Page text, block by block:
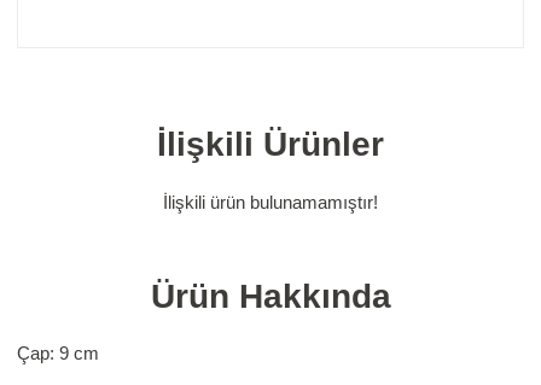
İlişkili Ürünler
İlişkili ürün bulunamamıştır!
Ürün Hakkında
Çap: 9 cm